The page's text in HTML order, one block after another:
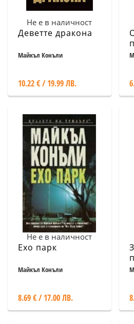
Не е в наличност
Деветте дракона
Майкъл Конъли
10.22 € / 19.99 ЛВ.
Не е в наличност
Ехо парк
Майкъл Конъли
8.69 € / 17.00 ЛВ.